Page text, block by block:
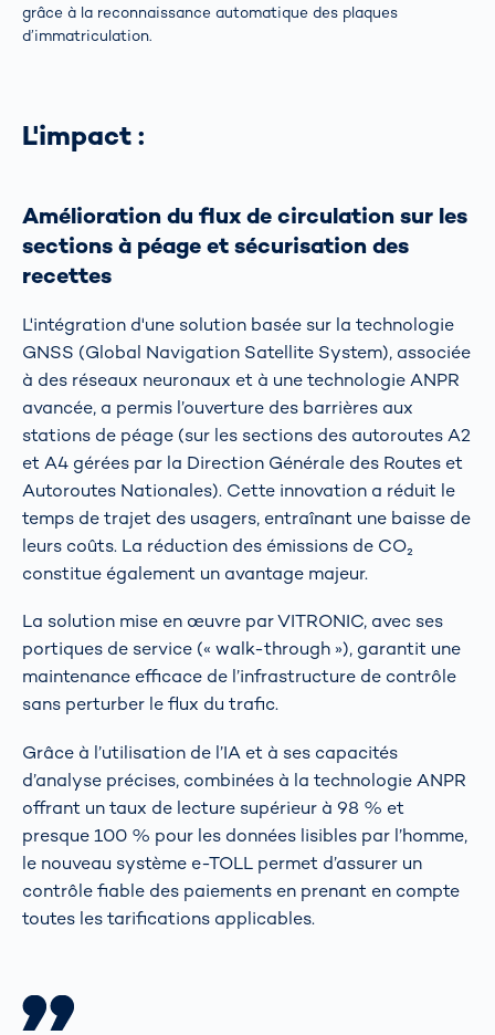
grâce à la reconnaissance automatique des plaques
d’immatriculation.
L'impact :
Amélioration du flux de circulation sur les
sections à péage et sécurisation des
recettes
L'intégration d'une solution basée sur la technologie
GNSS (Global Navigation Satellite System), associée
à des réseaux neuronaux et à une technologie ANPR
avancée, a permis l’ouverture des barrières aux
stations de péage (sur les sections des autoroutes A2
et A4 gérées par la Direction Générale des Routes et
Autoroutes Nationales). Cette innovation a réduit le
temps de trajet des usagers, entraînant une baisse de
leurs coûts. La réduction des émissions de CO₂
constitue également un avantage majeur.
La solution mise en œuvre par VITRONIC, avec ses
portiques de service (« walk-through »), garantit une
maintenance efficace de l’infrastructure de contrôle
sans perturber le flux du trafic.
Grâce à l’utilisation de l’IA et à ses capacités
d’analyse précises, combinées à la technologie ANPR
offrant un taux de lecture supérieur à 98 % et
presque 100 % pour les données lisibles par l’homme,
le nouveau système e-TOLL permet d’assurer un
contrôle fiable des paiements en prenant en compte
toutes les tarifications applicables.